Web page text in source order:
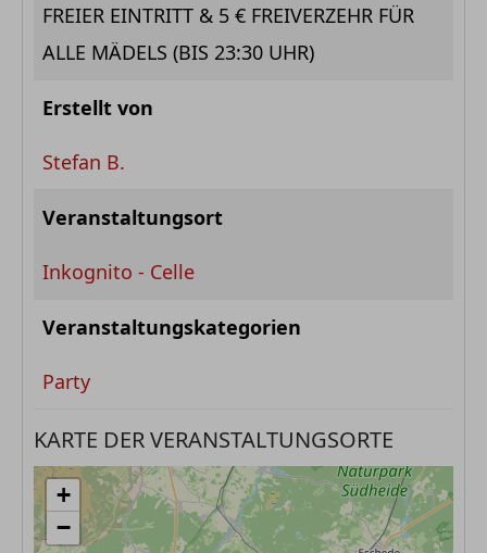
FREIER EINTRITT & 5 € FREIVERZEHR FÜR
ALLE MÄDELS (BIS 23:30 UHR)
Erstellt von
Stefan B.
Veranstaltungsort
Inkognito - Celle
Veranstaltungskategorien
Party
KARTE DER VERANSTALTUNGSORTE
+
−